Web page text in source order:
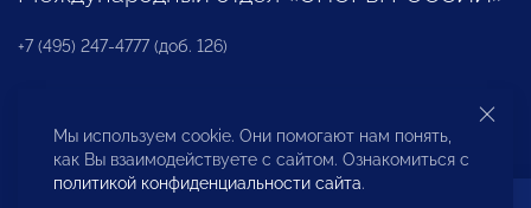
+7 (495) 247-4777 (доб. 126)
Бюро по защите прав предпринимателей и
инвесторов
Мы используем cookie. Они помогают нам понять,
как Вы взаимодействуете с сайтом. Ознакомиться с
политикой конфиденциальности сайта.